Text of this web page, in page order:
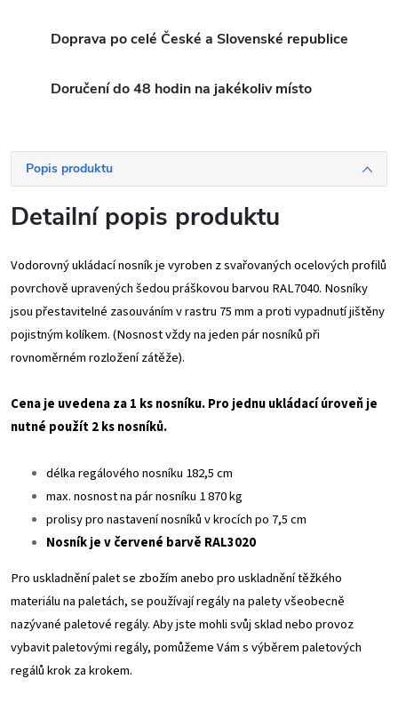
Doprava po celé České a Slovenské republice
Doručení do 48 hodin na jakékoliv místo
Popis produktu
Detailní popis produktu
Vodorovný ukládací nosník je vyroben z svařovaných ocelových profilů
povrchově upravených šedou práškovou barvou RAL7040. Nosníky
jsou přestavitelné zasouváním v rastru 75 mm a proti vypadnutí jištěny
pojistným kolíkem. (Nosnost vždy na jeden pár nosníků při
rovnoměrném rozložení zátěže).
Cena je uvedena za 1 ks nosníku. Pro jednu ukládací úroveň je
nutné použít 2 ks nosníků.
délka regálového nosníku 182,5 cm
max. nosnost na pár nosníku 1 870 kg
prolisy pro nastavení nosníků v krocích po 7,5 cm
Nosník je v červené barvě RAL3020
Pro uskladnění palet se zbožím anebo pro uskladnění těžkého
materiálu na paletách, se používají regály na palety všeobecně
nazývané paletové regály. Aby jste mohli svůj sklad nebo provoz
vybavit paletovými regály, pomůžeme Vám s výběrem paletových
regálů krok za krokem.